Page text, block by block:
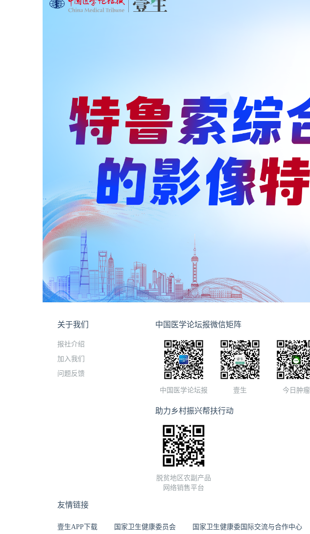
关于我们
报社介绍
加入我们
问题反馈
中国医学论坛报微信矩阵
中国医学论坛报 壹生 今日肿瘤
助力乡村振兴帮扶行动
脱贫地区农副产品
网络销售平台
友情链接
壹生APP下载 国家卫生健康委员会 国家卫生健康委国际交流与合作中心